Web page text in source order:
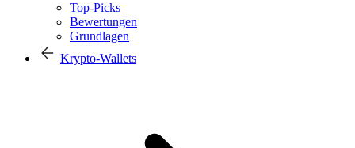
Top-Picks
Bewertungen
Grundlagen
Krypto-Wallets